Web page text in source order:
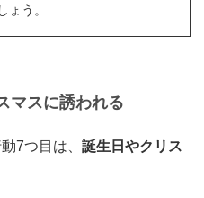
ょう。
マスに誘われる
7つ目は、 誕生日やクリス